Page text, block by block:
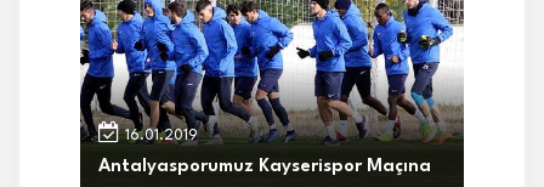
16.01.2019
Antalyasporumuz Kayserispor Maçına